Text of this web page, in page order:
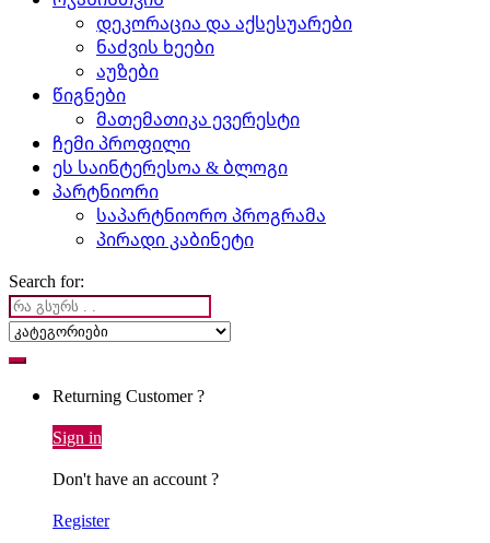
დეკორაცია და აქსესუარები
ნაძვის ხეები
აუზები
წიგნები
მათემათიკა ევერესტი
ჩემი პროფილი
ეს საინტერესოა & ბლოგი
პარტნიორი
საპარტნიორო პროგრამა
პირადი კაბინეტი
Search for:
Returning Customer ?
Sign in
Don't have an account ?
Register